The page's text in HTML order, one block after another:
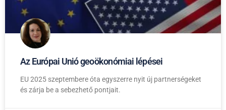
Az Európai Unió geoökonómiai lépései
EU 2025 szeptembere óta egyszerre nyit új partnerségeket
és zárja be a sebezhető pontjait.